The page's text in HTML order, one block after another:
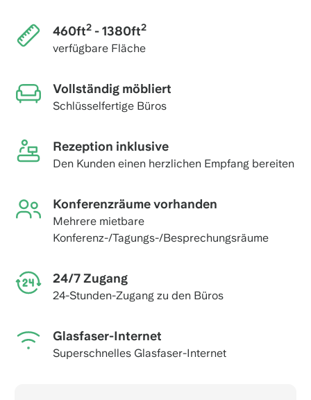
460ft2- 1380ft2
verfügbare Fläche
Vollständig möbliert
Schlüsselfertige Büros
Rezeption inklusive
Den Kunden einen herzlichen Empfang bereiten
Konferenzräume vorhanden
Mehrere mietbare
Konferenz-/Tagungs-/Besprechungsräume
24/7 Zugang
24-Stunden-Zugang zu den Büros
Glasfaser-Internet
Superschnelles Glasfaser-Internet